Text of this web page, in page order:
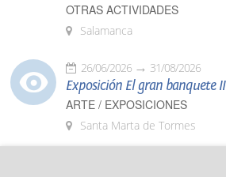
OTRAS ACTIVIDADES
Salamanca
26/06/2026 31/08/2026
Exposición El gran banquete II
ARTE / EXPOSICIONES
Santa Marta de Tormes